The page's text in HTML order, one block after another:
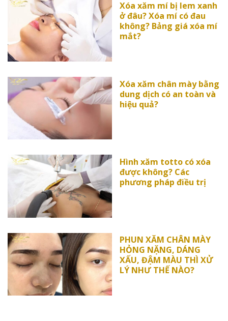
Xóa xăm mí bị lem xanh
ở đâu? Xóa mí có đau
không? Bảng giá xóa mí
mắt?
Xóa xăm chân mày bằng
dung dịch có an toàn và
hiệu quả?
Hình xăm totto có xóa
được không? Các
phương pháp điều trị
PHUN XĂM CHÂN MÀY
HỎNG NẶNG, DÁNG
XẤU, ĐẬM MÀU THÌ XỬ
LÝ NHƯ THẾ NÀO?